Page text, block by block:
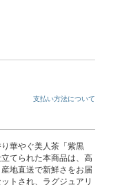
支払い方法について
華やぐ美人茶「紫黒
てられた本商品は、高
地直送で新鮮さをお届
トされ、ラグジュアリ